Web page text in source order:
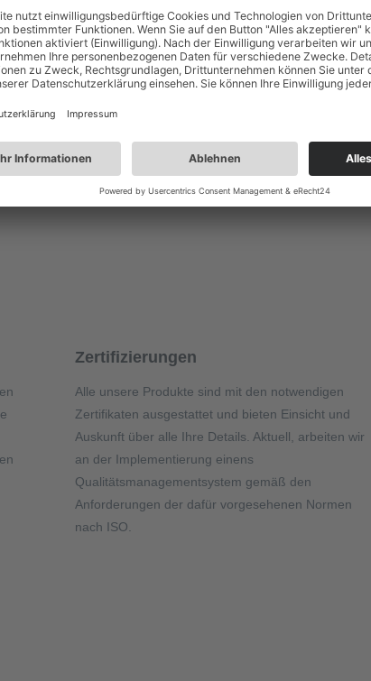
unseren Mitmenschen gegenüber „für sich selbst zu
ist, dass wir mit unserer Arbeit dies für alle etwas
vor allem den Erwartungen unserer Kunden im Bereich
notwendigen Maßnahmen getroffen und arbeiten aktiv daran
Zertifizierungen
Alle unsere Produkte sind mit den notwendigen
Zertifikaten ausgestattet und bieten Einsicht und
Auskunft über alle Ihre Details. Aktuell, arbeiten wir
an der Implementierung einens
Qualitätsmanagementsystem gemäß den
Anforderungen der dafür vorgesehenen Normen
nach ISO.